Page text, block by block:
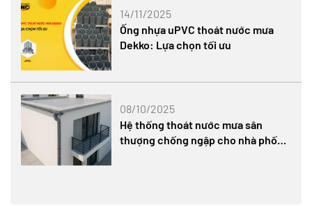
14/11/2025
Ống nhựa uPVC thoát nước mưa
Dekko: Lựa chọn tối ưu
08/10/2025
Hệ thống thoát nước mưa sân
thượng chống ngập cho nhà phố